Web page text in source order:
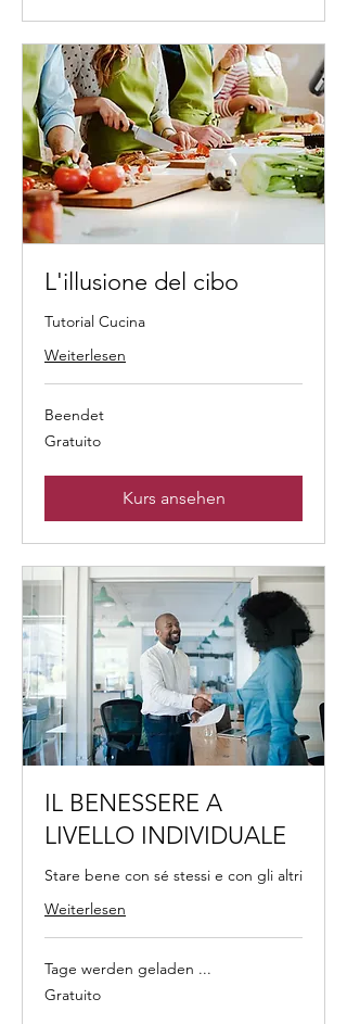
L'illusione del cibo
Tutorial Cucina
Weiterlesen
Beendet
Gratuito
Gratuito
Kurs ansehen
IL BENESSERE A
LIVELLO INDIVIDUALE
Stare bene con sé stessi e con gli altri
Weiterlesen
Tage werden geladen ...
Gratuito
Gratuito